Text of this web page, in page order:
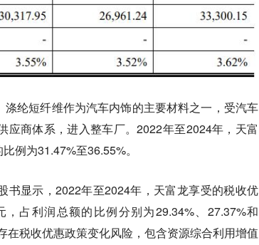
纶短纤维作为汽车内饰的主要材料之一，受汽车
商体系，进入整车厂。2022年至2024年，天富
例为31.47%至36.55%。
书显示，2022年至2024年，天富龙享受的税收优
占利润总额的比例分别为29.34%、27.37%和
税收优惠政策变化风险，包含资源综合利用增值